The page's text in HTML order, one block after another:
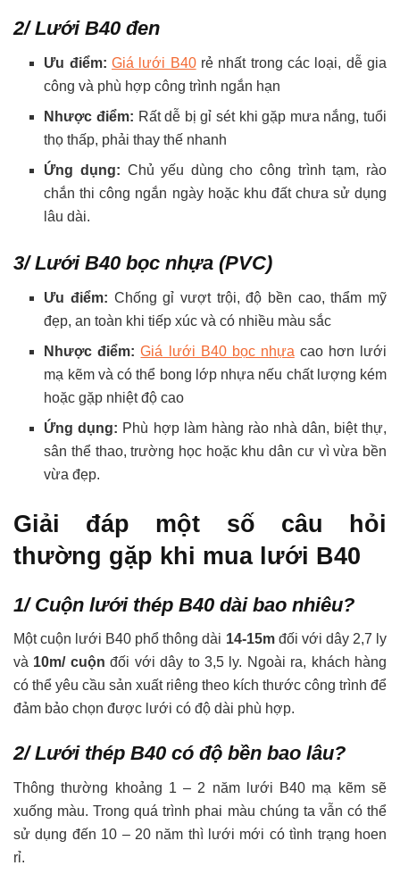
2/ Lưới B40 đen
Ưu điểm: Giá lưới B40rẻ nhất trong các loại, dễ gia
công và phù hợp công trình ngắn hạn
Nhược điểm: Rất dễ bị gỉ sét khi gặp mưa nắng, tuổi
thọ thấp, phải thay thế nhanh
Ứng dụng: Chủ yếu dùng cho công trình tạm, rào
chắn thi công ngắn ngày hoặc khu đất chưa sử dụng
lâu dài.
3/ Lưới B40 bọc nhựa (PVC)
Ưu điểm: Chống gỉ vượt trội, độ bền cao, thẩm mỹ
đẹp, an toàn khi tiếp xúc và có nhiều màu sắc
Nhược điểm: Giá lưới B40 bọc nhựa cao hơn lưới
mạ kẽm và có thể bong lớp nhựa nếu chất lượng kém
hoặc gặp nhiệt độ cao
Ứng dụng: Phù hợp làm hàng rào nhà dân, biệt thự,
sân thể thao, trường học hoặc khu dân cư vì vừa bền
vừa đẹp.
Giải đáp một số câu hỏi
thường gặp khi mua lưới B40
1/ Cuộn lưới thép B40 dài bao nhiêu?
Một cuộn lưới B40 phổ thông dài 14-15mđối với dây 2,7 ly
và 10m/ cuộnđối với dây to 3,5 ly. Ngoài ra, khách hàng
có thể yêu cầu sản xuất riêng theo kích thước công trình để
đảm bảo chọn được lưới có độ dài phù hợp.
2/ Lưới thép B40 có độ bền bao lâu?
Thông thường khoảng 1 – 2 năm lưới B40 mạ kẽm sẽ
xuống màu. Trong quá trình phai màu chúng ta vẫn có thể
sử dụng đến 10 – 20 năm thì lưới mới có tình trạng hoen
rỉ.